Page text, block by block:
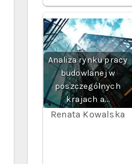
Analiza rynku pracy
budowlanej w
poszczególnych
krajach a…
Renata Kowalska